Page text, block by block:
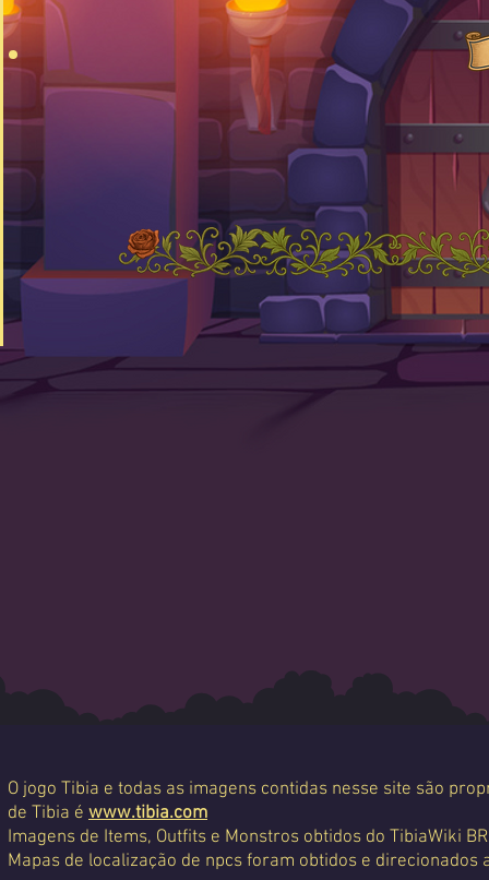
O jogo Tibia e todas as imagens contidas nesse site são
de Tibia é www.tibia.com
Imagens de Items, Outfits e Monstros obtidos do TibiaWiki
Mapas de localização de npcs foram obtidos e direcionados